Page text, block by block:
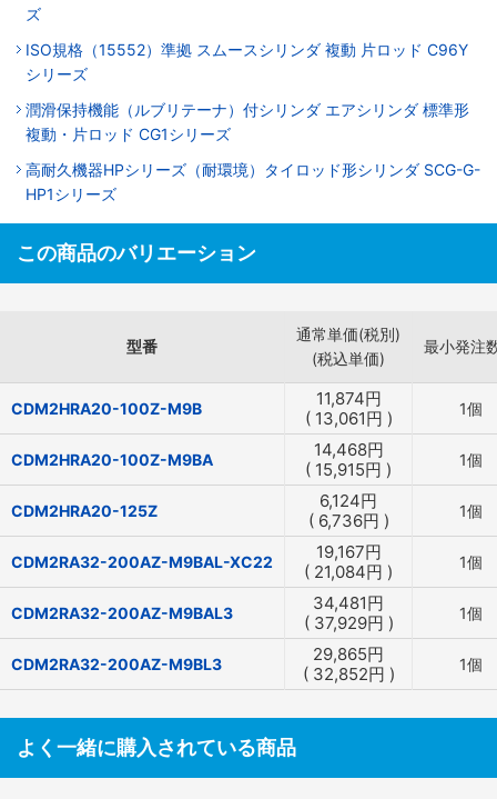
ズ
ISO規格（15552）準拠 スムースシリンダ 複動 片ロッド C96Y
シリーズ
潤滑保持機能（ルブリテーナ）付シリンダ エアシリンダ 標準形
複動・片ロッド CG1シリーズ
高耐久機器HPシリーズ（耐環境）タイロッド形シリンダ SCG-G-
HP1シリーズ
この商品のバリエーション
型番
通常単価(税別)
(税込単価)
最小発注
CDM2HRA20-100Z-M9B 11,874円
( 13,061円 ) 1個
CDM2HRA20-100Z-M9BA 14,468円
( 15,915円 ) 1個
CDM2HRA20-125Z 6,124円
( 6,736円 ) 1個
CDM2RA32-200AZ-M9BAL-XC22 19,167円
( 21,084円 ) 1個
CDM2RA32-200AZ-M9BAL3 34,481円
( 37,929円 ) 1個
CDM2RA32-200AZ-M9BL3 29,865円
( 32,852円 ) 1個
よく一緒に購入されている商品